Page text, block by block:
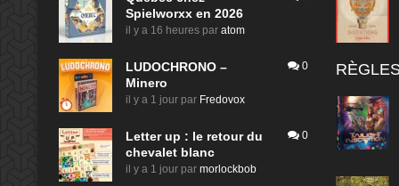
Spielworxx en 2026
il y a 16 heures par atom
LUDOCHRONO –
Minero
il y a 1 jour par Fredovox
0
Letter up : le retour du
chevalet blanc
il y a 1 jour par morlockbob
0